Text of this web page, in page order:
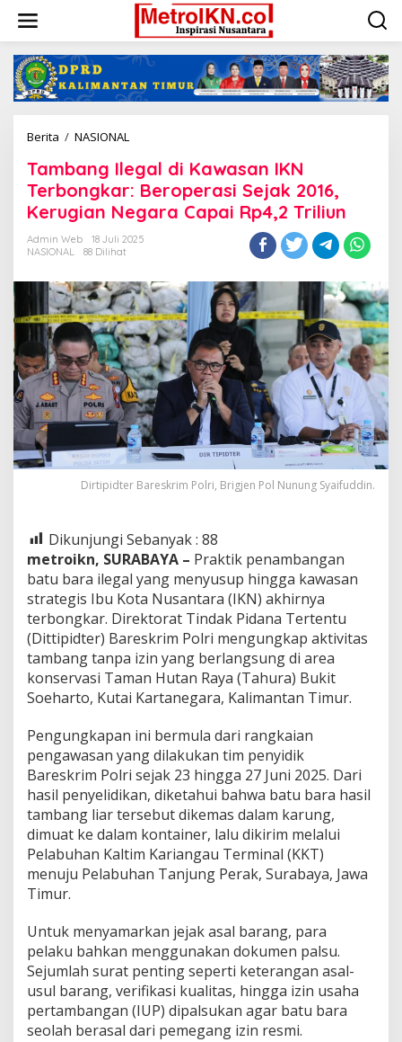
konten
Berita / NASIONAL
di
Kawasan
IKN
Terbongkar:
Beroperasi
Kerugian
Negara
Capai
Rp4,2
Triliun
Tambang Ilegal di Kawasan IKN
Terbongkar: Beroperasi Sejak 2016,
Kerugian Negara Capai Rp4,2 Triliun
Admin Web
18 Juli 2025
NASIONAL
88 Dilihat
Dirtipidter Bareskrim Polri, Brigjen Pol Nunung Syaifuddin.
Dikunjungi Sebanyak : 88
metroikn, SURABAYA – Praktik penambangan
batu bara ilegal yang menyusup hingga kawasan
strategis Ibu Kota Nusantara (IKN) akhirnya
terbongkar. Direktorat Tindak Pidana Tertentu
(Dittipidter) Bareskrim Polri mengungkap aktivitas
tambang tanpa izin yang berlangsung di area
konservasi Taman Hutan Raya (Tahura) Bukit
Soeharto, Kutai Kartanegara, Kalimantan Timur.
Pengungkapan ini bermula dari rangkaian
pengawasan yang dilakukan tim penyidik
Bareskrim Polri sejak 23 hingga 27 Juni 2025. Dari
hasil penyelidikan, diketahui bahwa batu bara hasil
tambang liar tersebut dikemas dalam karung,
dimuat ke dalam kontainer, lalu dikirim melalui
Pelabuhan Kaltim Kariangau Terminal (KKT)
menuju Pelabuhan Tanjung Perak, Surabaya, Jawa
Timur.
Untuk menyamarkan jejak asal barang, para
pelaku bahkan menggunakan dokumen palsu.
Sejumlah surat penting seperti keterangan asal-
usul barang, verifikasi kualitas, hingga izin usaha
pertambangan (IUP) dipalsukan agar batu bara
seolah berasal dari pemegang izin resmi.